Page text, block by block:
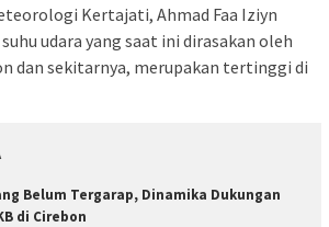
Kertajati, Ahmad Faa Iziyn
udara yang saat ini dirasakan oleh
dan sekitarnya, merupakan tertinggi di
Belum Tergarap, Dinamika Dukungan
di Cirebon